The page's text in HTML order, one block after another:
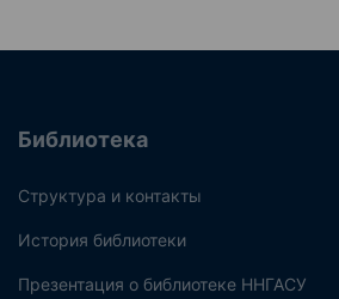
Библиотека
Структура и контакты
История библиотеки
Презентация о библиотеке ННГАСУ